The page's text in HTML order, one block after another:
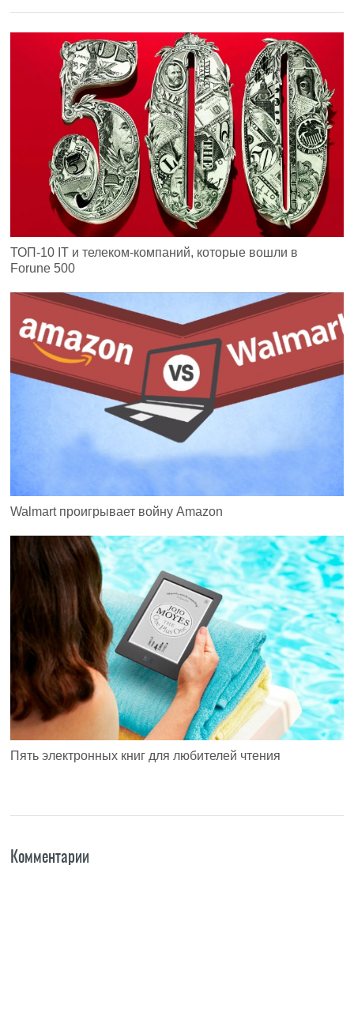
ТОП-10 IT и телеком-компаний, которые вошли в
Forune 500
Walmart проигрывает войну Amazon
Пять электронных книг для любителей чтения
Комментарии